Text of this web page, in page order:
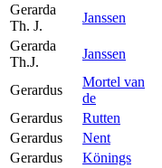
Gerarda
Th. J.
Janssen
Gerarda
Th.J.
Janssen
Gerardus
Mortel van
de
Gerardus
Rutten
Gerardus
Nent
Gerardus
Könings